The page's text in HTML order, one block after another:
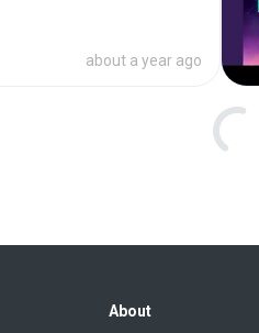
about a year ago